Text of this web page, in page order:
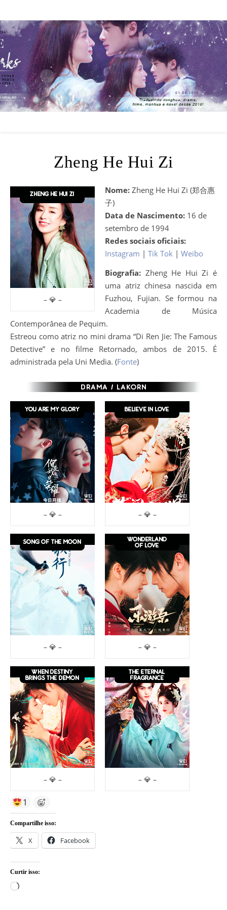
Zheng He Hui Zi
– 💎 –
Nome: Zheng He Hui Zi (郑合惠
子)
Data de Nascimento: 16 de
setembro de 1994
Redes sociais oficiais:
Instagram | Tik Tok | Weibo
Biografia: Zheng He Hui Zi é
uma atriz chinesa nascida em
Fuzhou, Fujian. Se formou na
Academia de Música
Contemporânea de Pequim.
Estreou como atriz no mini drama “Di Ren Jie: The Famous
Detective” e no filme Retornado, ambos de 2015. É
administrada pela Uni Media. (Fonte)
– 💎 – – 💎 –
– 💎 – – 💎 –
– 💎 – – 💎 –
1
Compartilhe isso:
X Facebook
Curtir isso:
Carregando...